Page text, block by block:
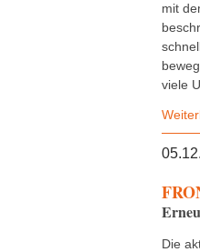
mit
viele
Die